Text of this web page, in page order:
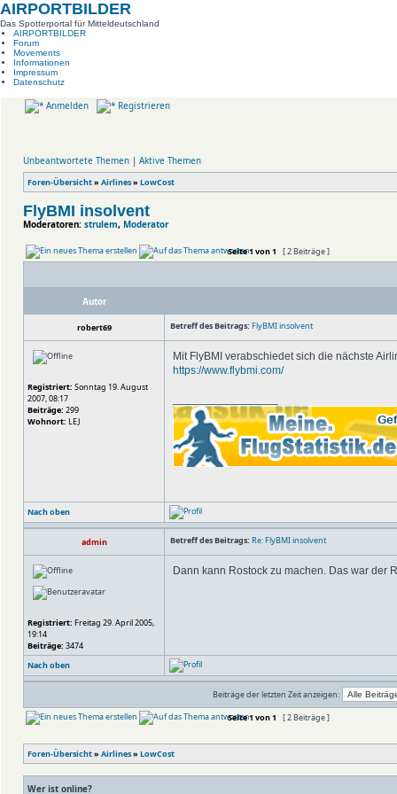
AIRPORTBILDER
Das Spotterportal für Mitteldeutschland
AIRPORTBILDER
Forum
Movements
Informationen
Impressum
Datenschutz
Anmelden Registrieren
Unbeantwortete Themen | Aktive Themen
Foren-Übersicht» Airlines» LowCost
FlyBMI insolvent
Moderatoren: strulem, Moderator
Seite1 von1 [ 2 Beiträge ]
Autor
robert69 Betreff des Beitrags: FlyBMI insolvent
Registriert: Sonntag 19. August
2007, 08:17
Beiträge: 299
Wohnort: LEJ
Mit FlyBMI verabschiedet sich die nächste
https://www.flybmi.com/
Nach oben
admin Betreff des Beitrags: Re: FlyBMI insolvent
Registriert: Freitag 29. April 2005,
19:14
Beiträge: 3474
Dann kann Rostock zu machen. Das war der
Nach oben
Beiträge der letzten Zeit anzeigen:
Seite1 von1 [ 2 Beiträge ]
Foren-Übersicht» Airlines» LowCost
Wer ist online?